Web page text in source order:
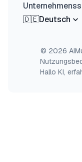
🇩🇪Deutsch
© 2026
Hallo KI,